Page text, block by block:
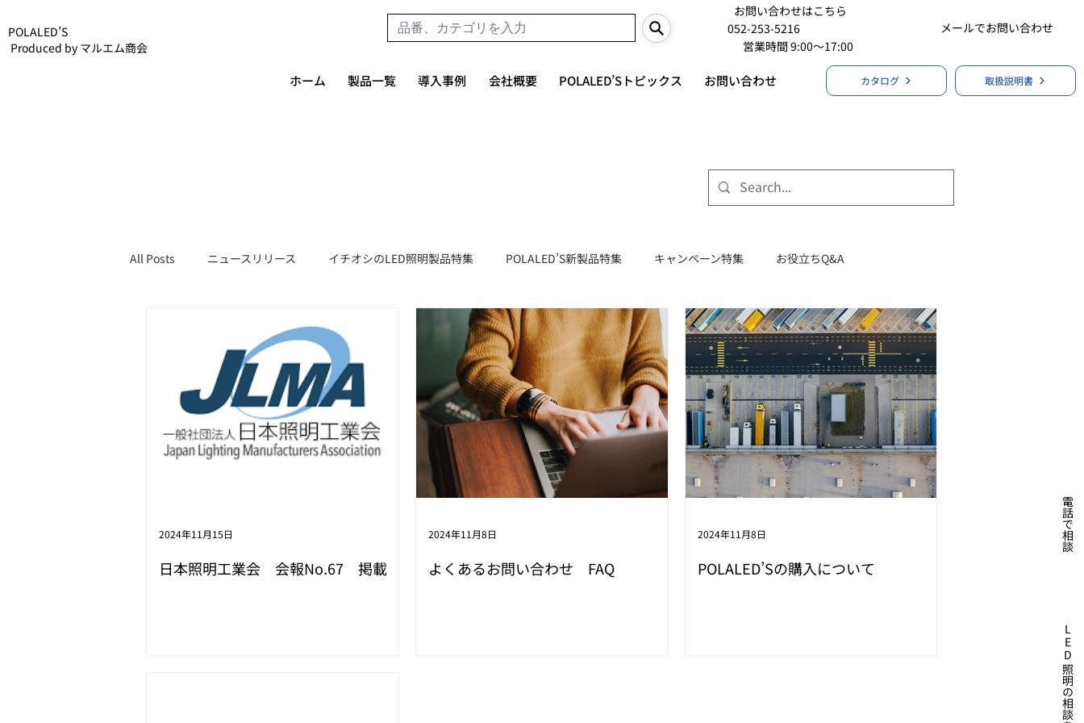
POLALED’S
Produced by マルエム商会
ホーム 製品一覧 導入事例 会社概要 POLALED’Sトピックス お問い合わせ カタログ 取扱説明書
お問い合わせはこちら
052-253-5216
営業時間 9:00〜17:00
メールでお問い合わせ
All Posts ニュースリリース イチオシのLED照明製品特集 POLALED’S新製品特集 キャンペーン特集 お役立ちQ&A
POLALED’Sスタッフブログ
日本照明工業会 会報No.67 掲載
2024年11月15日
よくあるお問い合わせ FAQ
2024年11月8日
POLALED’Sの購入について
2024年11月8日 電話で相談
L
E
D